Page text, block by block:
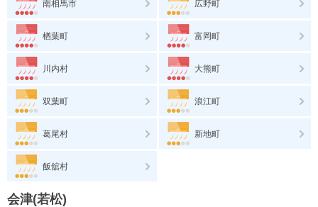
南相馬市 広野町
楢葉町 富岡町
川内村 大熊町
双葉町 浪江町
葛尾村 新地町
飯舘村
会津(若松)